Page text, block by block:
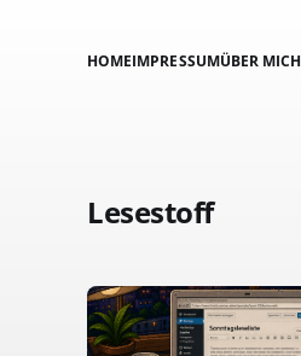
HOMEIMPRESSUMÜBER MICH
Lesestoff